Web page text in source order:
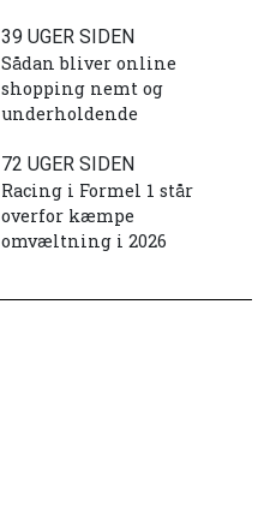
39 UGER SIDEN
Sådan bliver online
shopping nemt og
underholdende
72 UGER SIDEN
Racing i Formel 1 står
overfor kæmpe
omvæltning i 2026